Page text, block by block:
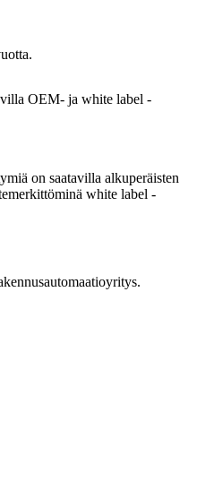
OEM- ja white label -
on saatavilla alkuperäisten
white label -